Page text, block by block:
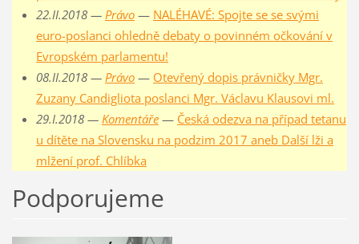
22.II.2018 — Právo— NALÉHAVÉ: Spojte se se svými
euro-poslanci ohledně debaty o povinném očkování v
Evropském parlamentu!
08.II.2018 — Právo— Otevřený dopis právničky Mgr.
Zuzany Candigliota poslanci Mgr. Václavu Klausovi ml.
29.I.2018 — Komentáře— Česká odezva na případ tetanu
u dítěte na Slovensku na podzim 2017 aneb Další lži a
mlžení prof. Chlíbka
Podporujeme